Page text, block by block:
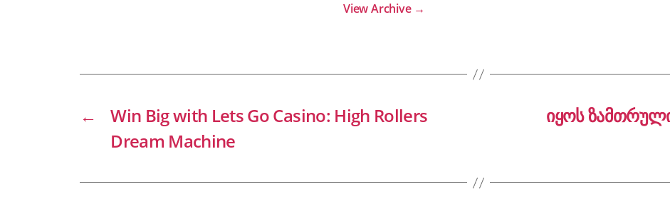
View Archive →
←
Win Big with Lets Go Casino: High Rollers
Dream Machine
იყოს